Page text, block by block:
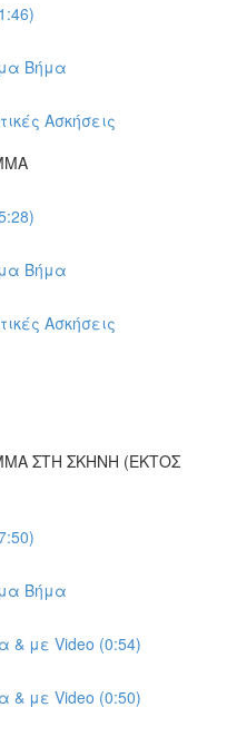
Βήμα
Ασκήσεις
Βήμα
Ασκήσεις
ΣΤΗ ΣΚΗΝΗ (ΕΚΤOΣ
Βήμα
& με Video (0:54)
& με Video (0:50)